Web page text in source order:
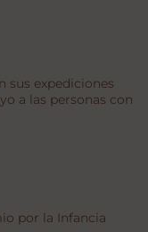
sus expediciones
a las personas con
por la Infancia